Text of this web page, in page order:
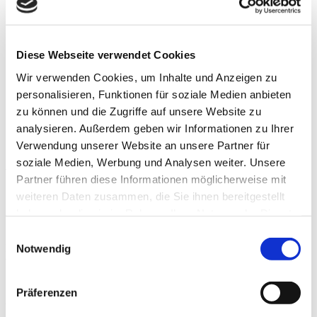
Diese Webseite verwendet Cookies
Wir verwenden Cookies, um Inhalte und Anzeigen zu
personalisieren, Funktionen für soziale Medien anbieten
zu können und die Zugriffe auf unsere Website zu
analysieren. Außerdem geben wir Informationen zu Ihrer
Verwendung unserer Website an unsere Partner für
soziale Medien, Werbung und Analysen weiter. Unsere
Partner führen diese Informationen möglicherweise mit
weiteren Daten zusammen, die Sie ihnen bereitgestellt
Notwendig
Präferenzen
Impressum
Service
Antrag auf Leitungsauskunft
Bevor Sie Schachtarbeiten auf öffentlichen oder privaten Flächen
vornehmen oder vornehmen lassen, müssen Sie im Zuge Ihrer
Schachterlaubnis, Schachtgenehmigung oder Schachtschein
genannt) bei uns einholen.